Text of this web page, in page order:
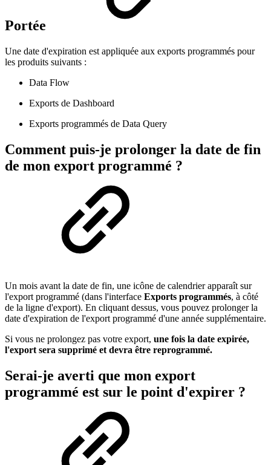
Portée
Une date d'expiration est appliquée aux exports programmés pour
les produits suivants :
Data Flow
Exports de Dashboard
Exports programmés de Data Query
Comment puis-je prolonger la date de fin
de mon export programmé ?
Un mois avant la date de fin, une icône de calendrier apparaît sur
l'export programmé (dans l'interface Exports programmés, à côté
de la ligne d'export). En cliquant dessus, vous pouvez prolonger la
date d'expiration de l'export programmé d'une année supplémentaire.
Si vous ne prolongez pas votre export, une fois la date expirée,
l'export sera supprimé et devra être reprogrammé.
Serai-je averti que mon export
programmé est sur le point d'expirer ?